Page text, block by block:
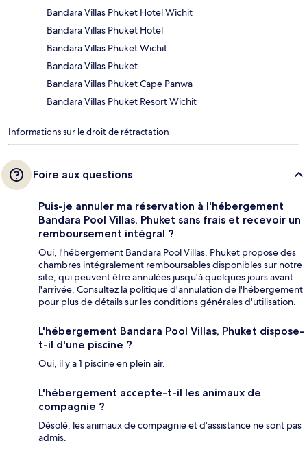
Bandara Villas Phuket Hotel Wichit
Bandara Villas Phuket Hotel
Bandara Villas Phuket Wichit
Bandara Villas Phuket
Bandara Villas Phuket Cape Panwa
Bandara Villas Phuket Resort Wichit
Informations sur le droit de rétractation
Foire aux questions
Puis-je annuler ma réservation à l'hébergement
Bandara Pool Villas, Phuket sans frais et recevoir un
remboursement intégral ?
Oui, l'hébergement Bandara Pool Villas, Phuket propose des
chambres intégralement remboursables disponibles sur notre
site, qui peuvent être annulées jusqu'à quelques jours avant
l'arrivée. Consultez la politique d'annulation de l'hébergement
pour plus de détails sur les conditions générales d'utilisation.
L'hébergement Bandara Pool Villas, Phuket dispose-
t-il d'une piscine ?
Oui, il y a 1 piscine en plein air.
L'hébergement accepte-t-il les animaux de
compagnie ?
Désolé, les animaux de compagnie et d'assistance ne sont pas
admis.